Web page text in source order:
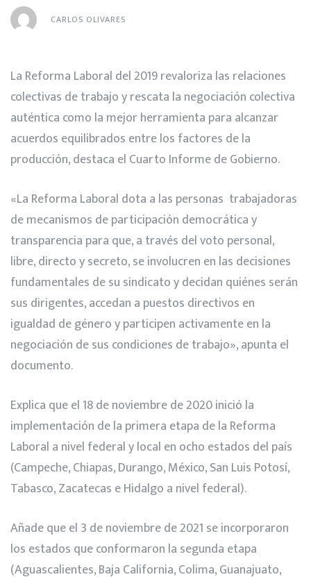
CARLOS OLIVARES
La Reforma Laboral del 2019 revaloriza las relaciones
colectivas de trabajo y rescata la negociación colectiva
auténtica como la mejor herramienta para alcanzar
acuerdos equilibrados entre los factores de la
producción, destaca el Cuarto Informe de Gobierno.
«La Reforma Laboral dota a las personas trabajadoras
de mecanismos de participación democrática y
transparencia para que, a través del voto personal,
libre, directo y secreto, se involucren en las decisiones
fundamentales de su sindicato y decidan quiénes serán
sus dirigentes, accedan a puestos directivos en
igualdad de género y participen activamente en la
negociación de sus condiciones de trabajo», apunta el
documento.
Explica que el 18 de noviembre de 2020 inició la
implementación de la primera etapa de la Reforma
Laboral a nivel federal y local en ocho estados del país
(Campeche, Chiapas, Durango, México, San Luis Potosí,
Tabasco, Zacatecas e Hidalgo a nivel federal).
Añade que el 3 de noviembre de 2021 se incorporaron
los estados que conformaron la segunda etapa
(Aguascalientes, Baja California, Colima, Guanajuato,